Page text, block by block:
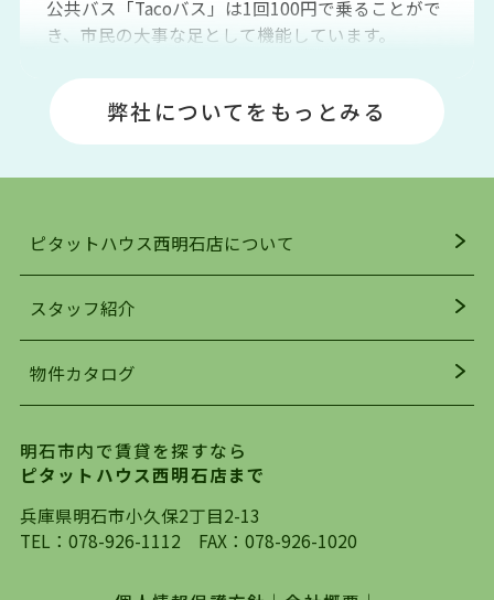
公共バス「Tacoバス」は1回100円で乗ることがで
き、市民の大事な足として機能しています。
場や釣りスポットが多くあります。JR「大久保
駅」周辺には、ビブレ・イオンをはじめとした買
い物施設も多くあり、買い物にも困りません。
明石駅・西明石駅を中心に、明石市・神戸市西区
でお部屋探している方は、ぜひ当ＨＰにて物件を
お探しになってください。弊社は、スタッフの平
を行っており地域最大級の情報取扱量を誇ってお
ります。店頭で限られた物件をご紹介する、従来
自身でインターネットを利用し、理想のお部屋を
探していただき、選択していただいた物件情報に
対して、専門知識を持ったスタッフがサポートさ
せていただくスタイルを心がけております。私た
は、一度だけでは終わらない、お客様との末長い
弊社についてをもっとみる
ピタットハウス西明石店について
スタッフ紹介
物件カタログ
明石市内で賃貸を探すなら
ピタットハウス西明石店まで
兵庫県明石市小久保2丁目2-13
TEL： 078-926-1112 FAX：078-926-1020